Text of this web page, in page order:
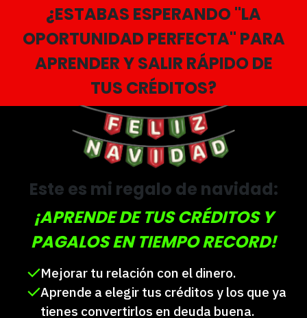
¿ESTABAS ESPERANDO "LA
OPORTUNIDAD PERFECTA" PARA
APRENDER Y SALIR RÁPIDO DE
TUS CRÉDITOS?
Este es mi regalo de navidad:
¡APRENDE DE TUS CRÉDITOS Y
PAGALOS EN TIEMPO RECORD!
Mejorar tu relación con el dinero.
Aprende a elegir tus créditos y los que ya
tienes convertirlos en deuda buena.